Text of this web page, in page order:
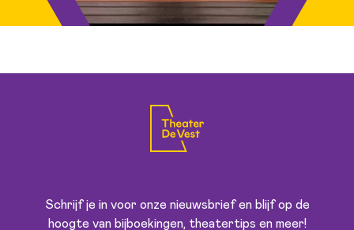
Schrijf je in voor onze nieuwsbrief en blijf op de
hoogte van bijboekingen, theatertips en meer!